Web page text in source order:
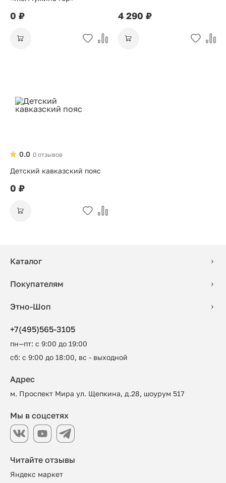
0 ₽ 4 290 ₽
0 отзывов
0.0
Детский кавказский пояс
0 ₽
Каталог
Покупателям
Этно-Шоп
+7(495)565-3105
пн—пт: с 9:00 до 19:00
сб: с 9:00 до 18:00, вс - выходной
Читайте отзывы
Яндекс маркет
Адрес
м. Проспект Мира ул. Щепкина, д.28, шоурум 517
Мы в соцсетях